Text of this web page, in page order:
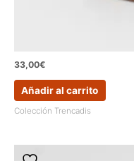
33,00€
Añadir al carrito
Colección Trencadis